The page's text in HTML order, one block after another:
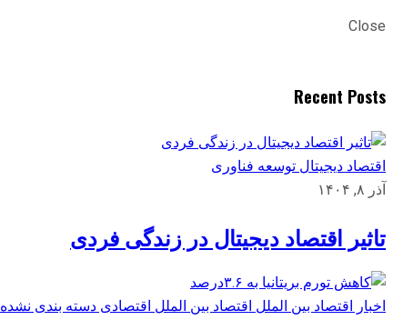
Close
Recent Posts
اقتصاد دیجیتال توسعه فناوری
آذر ۸, ۱۴۰۴
تاثیر اقتصاد دیجیتال در زندگی فردی
اخبار اقتصاد بین الملل اقتصاد بین الملل اقتصادی دسته بندی نشده